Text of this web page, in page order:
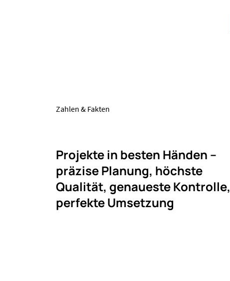
Zahlen & Fakten
Projekte in besten Händen –
präzise Planung, höchste
Qualität, genaueste Kontrolle,
perfekte Umsetzung